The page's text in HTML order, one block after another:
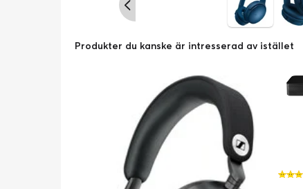
Produkter du kanske är intresserad av istället